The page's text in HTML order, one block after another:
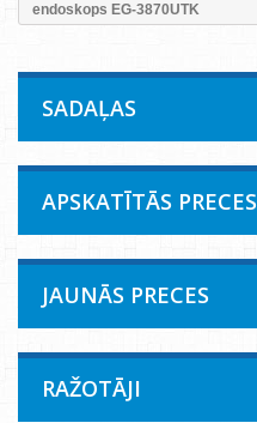
endoskops EG-3870UTK
SADAĻAS
APSKATĪTĀS PRECES
JAUNĀS PRECES
RAŽOTĀJI